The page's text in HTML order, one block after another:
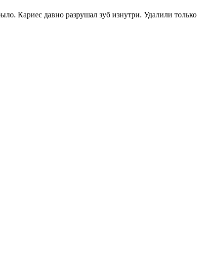
Кариес давно разрушал зуб изнутри. Удалили только